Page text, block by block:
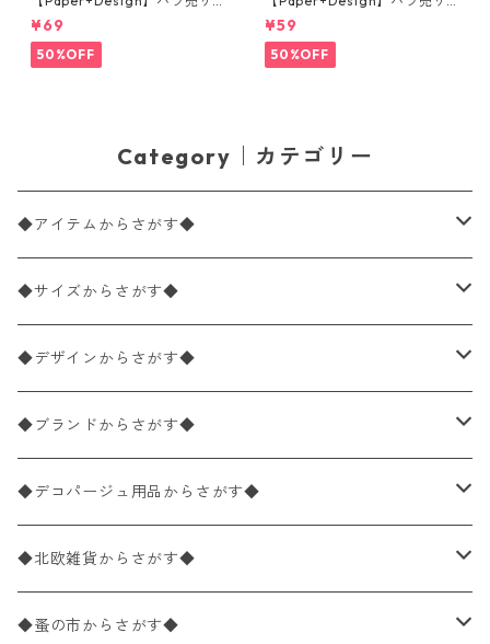
枚 ランチサイズ ペーパーナプ
キン Geo Flowers グリーン
¥69
50%OFF
枚 カクテルサイズ ペーパーナ
プキン Small blossoms ピン
ク
¥59
50%OFF
Category｜カテゴリー
◆アイテムからさがす◆
ペーパーナプキン2枚バラ売り
ペーパーナプキン1枚バラ売り
ペーパーナプキン20枚入りパック
ペーパーナプキン10枚入りパック
ライスペーパー
ペーパーリネンナプキン
◆サイズからさがす◆
33×33cm（ランチサイズ）
バラ売り
パック売り
25×25cm（カクテルサイズ）
バラ売り
パック売り
40×40cm（ディナーサイズ）
バラ売り
パック売り
21×21cm（ポケットサイズ）
バラ売り
33cm（ラウンド）
◆デザインからさがす◆
花柄
植物・グリーン柄
動物・鳥・昆虫・蝶柄
海・魚柄
◆ブランドからさがす◆
ドイツ製 IHR/イア
ランチサイズ
カクテルサイズ
ドイツ製 Ambiente/アンビエンテ
ランチサイズ
ドイツ製 Paperproducts Design
◆デコパージュ用品からさがす◆
デコパージュ液
デコパージュ下地
◆北欧雑貨からさがす◆
シリコンモールド
◆蚤の市からさがす◆